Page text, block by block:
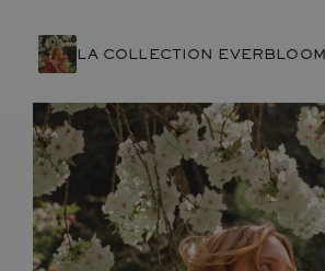
LA COLLECTION EVERBLOOM
ARTISANAT FRANÇAIS
PIERRES
ENGAGEMENTS